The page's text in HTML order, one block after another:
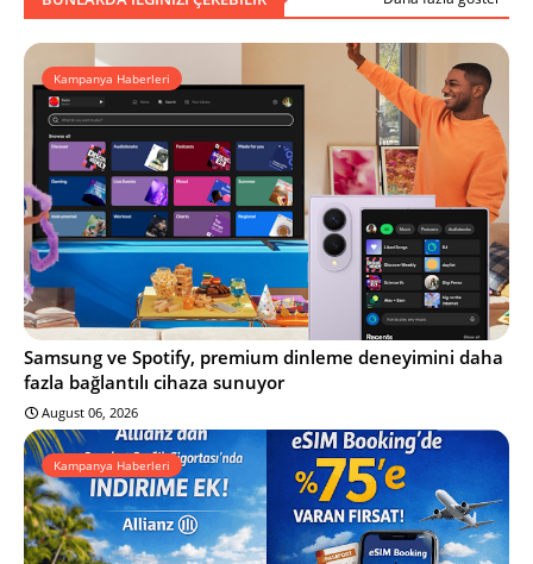
Kampanya Haberleri
Samsung ve Spotify, premium dinleme deneyimini daha
fazla bağlantılı cihaza sunuyor
August 06, 2026
Kampanya Haberleri